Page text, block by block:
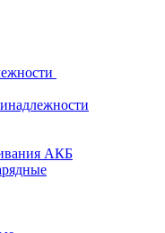
АКБ